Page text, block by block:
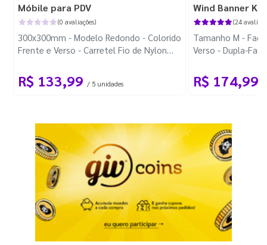
Móbile para PDV
(0 avaliações)
300x300mm - Modelo Redondo - Colorido
Frente e Verso - Carretel Fio de Nylon
R$ 133,99 / 5 unidades
Wind Banner
(24
Tamanho M -
Verso - Dupla-
R$ 174,99